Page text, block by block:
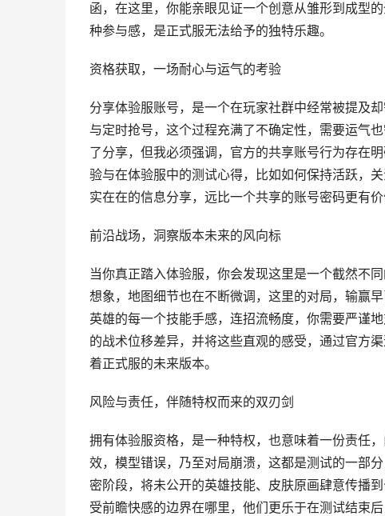
函，在这里，你能亲眼见证一个创意从雏形到成型
种参与感，是正式服无法给予的独特乐趣。
资格获取，一场耐心与运气的考验
分享体验服账号，是一个在玩家社群中经常被提及
与定时抢号，这个过程充满了不确定性，需要运气
了分享，但我必须强调，官方的共享账号行为存在
验与在体验服中的测试心得，比如如何保持活跃，
实在在的信息分享，远比一个共享的账号密码更有价
前沿战场，洞察版本未来的风向标
当你真正踏入体验服，你会发现这里是一个截然不
想象，地图细节也在不断微调，这里的对局，输赢
英雄的每一个技能手感，连招流畅度，你需要严谨
的战术位移差异，并将这些直观的感受，通过官方
着正式服的未来版本。
风险与责任，伴随特权而来的双刃剑
拥有体验服资格，是一种特权，也意味着一份责任
效，模型错误，乃至对局崩溃，这都是测试的一部
密阶段，将未公开的英雄技能、皮肤原画肆意传播
受前瞻快感的边界在哪里，他们更乐于在测试结束